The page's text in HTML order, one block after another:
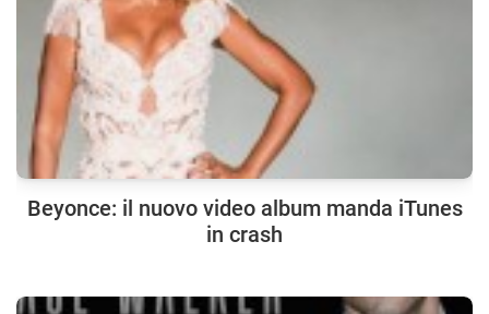
Beyonce: il nuovo video album manda iTunes
in crash